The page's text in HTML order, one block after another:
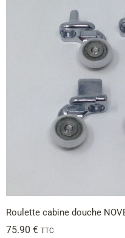
Roulette cabine douche
75.90 € TTC